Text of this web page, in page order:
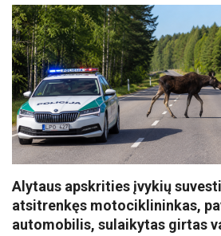
Alytaus apskrities įvykių
atsitrenkęs motociklininkas,
automobilis, sulaikytas girtas